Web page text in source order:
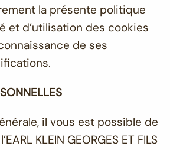
la présente politique
et d’utilisation des cookies
de ses
il vous est possible de
KLEIN GEORGES ET FILS